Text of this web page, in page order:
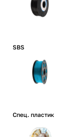
SBS
Спец. пластик